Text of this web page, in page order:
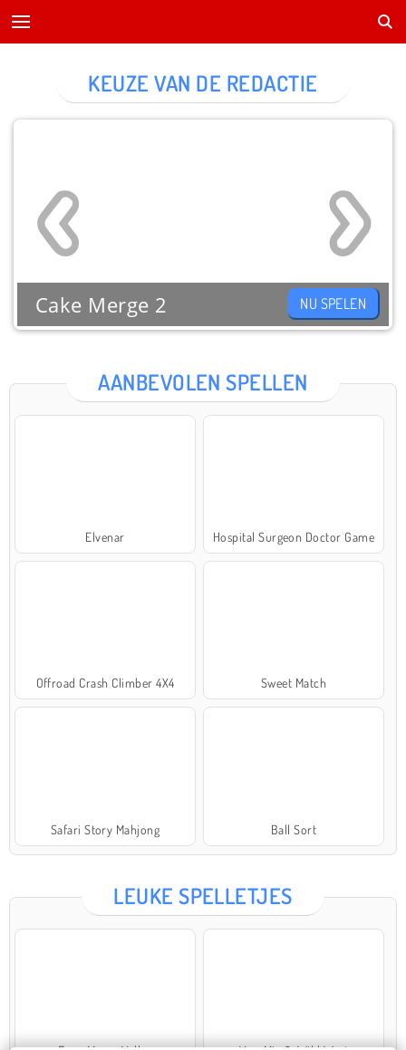
AANBEVOLEN SPELLEN
Elvenar Hospital Surgeon Doctor Game
Offroad Crash Climber 4X4 Sweet Match
Safari Story Mahjong Ball Sort
KEUZE VAN DE REDACTIE
Cake Merge 2 NU SPELEN
LEUKE SPELLETJES